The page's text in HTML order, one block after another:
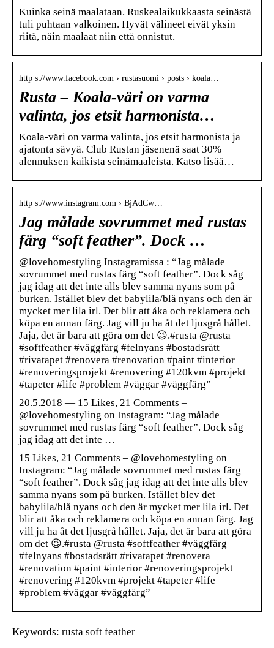
Kuinka seinä maalataan. Ruskealaikukkaasta seinästä
tuli puhtaan valkoinen. Hyvät välineet eivät yksin
riitä, näin maalaat niin että onnistut.
http s://www.facebook.com › rustasuomi › posts › koala…
Rusta – Koala-väri on varma
valinta, jos etsit harmonista…
Koala-väri on varma valinta, jos etsit harmonista ja
ajatonta sävyä. Club Rustan jäsenenä saat 30%
alennuksen kaikista seinämaaleista. Katso lisää…
http s://www.instagram.com › BjAdCw…
Jag målade sovrummet med rustas
färg “soft feather”. Dock …
@lovehomestyling Instagramissa : “Jag målade
sovrummet med rustas färg “soft feather”. Dock såg
jag idag att det inte alls blev samma nyans som på
burken. Istället blev det babylila/blå nyans och den är
mycket mer lila irl. Det blir att åka och reklamera och
köpa en annan färg. Jag vill ju ha åt det ljusgrå hållet.
Jaja, det är bara att göra om det 😉.#rusta @rusta
#softfeather #väggfärg #felnyans #bostadsrätt
#rivatapet #renovera #renovation #paint #interior
#renoveringsprojekt #renovering #120kvm #projekt
#tapeter #life #problem #väggar #väggfärg”
20.5.2018 — 15 Likes, 21 Comments –
@lovehomestyling on Instagram: “Jag målade
sovrummet med rustas färg “soft feather”. Dock såg
jag idag att det inte …
15 Likes, 21 Comments – @lovehomestyling on
Instagram: “Jag målade sovrummet med rustas färg
“soft feather”. Dock såg jag idag att det inte alls blev
samma nyans som på burken. Istället blev det
babylila/blå nyans och den är mycket mer lila irl. Det
blir att åka och reklamera och köpa en annan färg. Jag
vill ju ha åt det ljusgrå hållet. Jaja, det är bara att göra
om det 😉.#rusta @rusta #softfeather #väggfärg
#felnyans #bostadsrätt #rivatapet #renovera
#renovation #paint #interior #renoveringsprojekt
#renovering #120kvm #projekt #tapeter #life
#problem #väggar #väggfärg”
Keywords: rusta soft feather